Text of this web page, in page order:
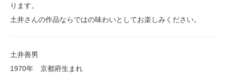
ります。
土井さんの作品ならではの味わいとしてお楽しみください。
土井善男
1970年 京都府生まれ